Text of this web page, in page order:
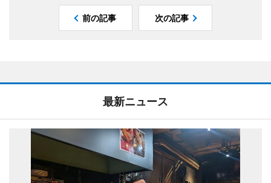
前の記事 次の記事
最新ニュース